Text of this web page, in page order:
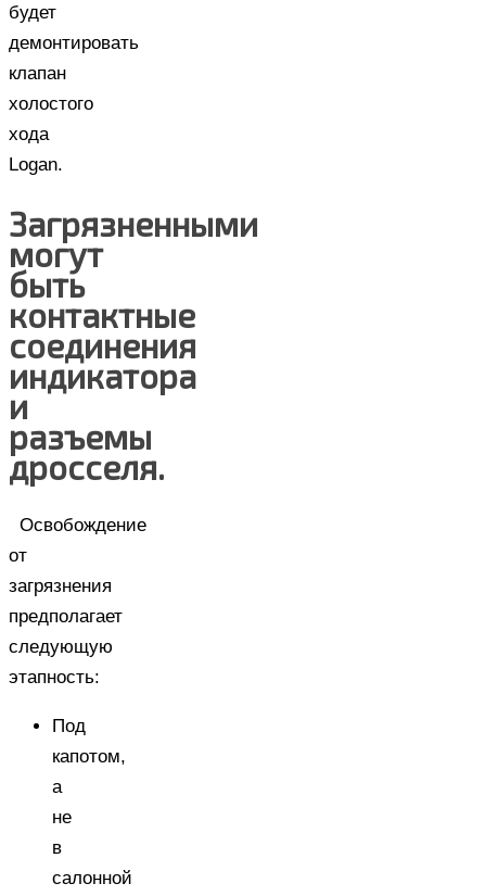
будет
демонтировать
клапан
холостого
хода
Logan.
Загрязненными
могут
быть
контактные
соединения
индикатора
и
разъемы
дросселя.
Освобождение
от
загрязнения
предполагает
следующую
этапность:
Под
капотом,
а
не
в
салонной